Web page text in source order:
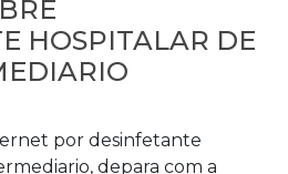
HOSPITALAR DE
por desinfetante
, depara com a